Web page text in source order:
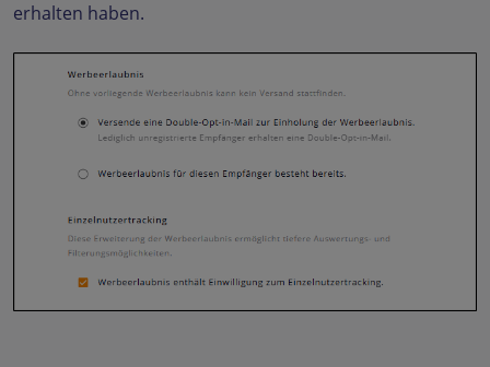
erhalten haben.